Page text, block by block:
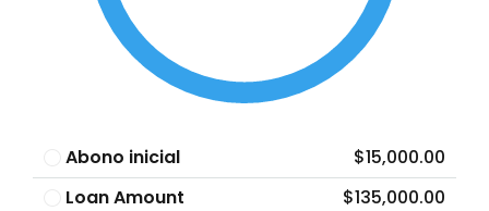
Abono inicial
$15,000.00
Loan Amount
$135,000.00